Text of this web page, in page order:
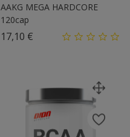
AAKG MEGA HARDCORE
120cap
17,10 €